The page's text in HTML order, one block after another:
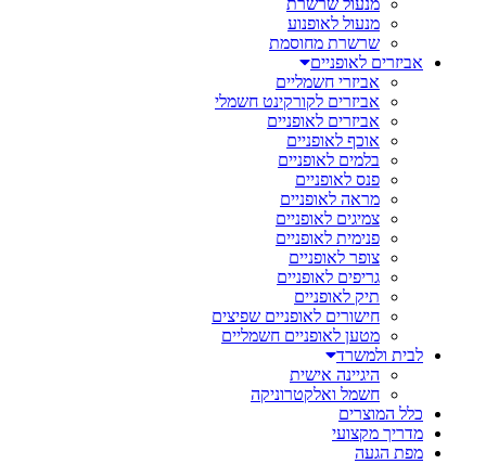
מנעול שרשרת
מנעול לאופנוע
שרשרת מחוסמת
אביזרים לאופניים
אביזרי חשמליים
אביזרים לקורקינט חשמלי
אביזרים לאופניים
אוכף לאופניים
בלמים לאופניים
פנס לאופניים
מראה לאופניים
צמיגים לאופניים
פנימית לאופניים
צופר לאופניים
גריפים לאופניים
תיק לאופניים
חישורים לאופניים שפיצים
מטען לאופניים חשמליים
לבית ולמשרד
היגיינה אישית
חשמל ואלקטרוניקה
כלל המוצרים
מדריך מקצועי
מפת הגעה